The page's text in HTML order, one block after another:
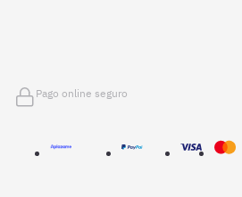
Pago online seguro